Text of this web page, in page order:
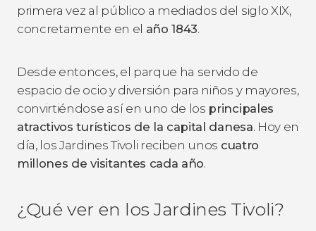
primera vez al público a mediados del siglo XIX,
concretamente en el año 1843.
Desde entonces, el parque ha servido de
espacio de ocio y diversión para niños y mayores,
convirtiéndose así en uno de los principales
atractivos turísticos de la capital danesa. Hoy en
día, los Jardines Tivoli reciben unos cuatro
millones de visitantes cada año.
¿Qué ver en los Jardines Tivoli?